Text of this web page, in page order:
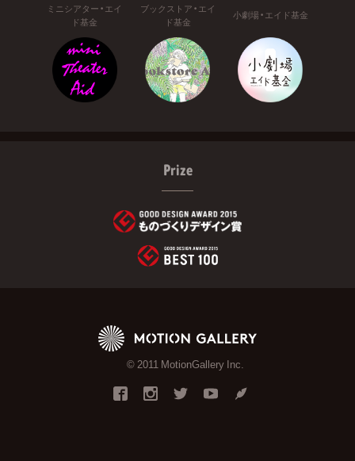
ミニシアター・エイ
ド基金
ブックストア・エイ
ド基金
小劇場・エイド基金
Prize
© 2011 MotionGallery Inc.